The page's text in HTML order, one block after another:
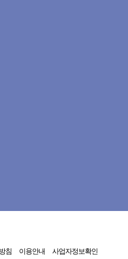
침 이용안내 사업자정보확인